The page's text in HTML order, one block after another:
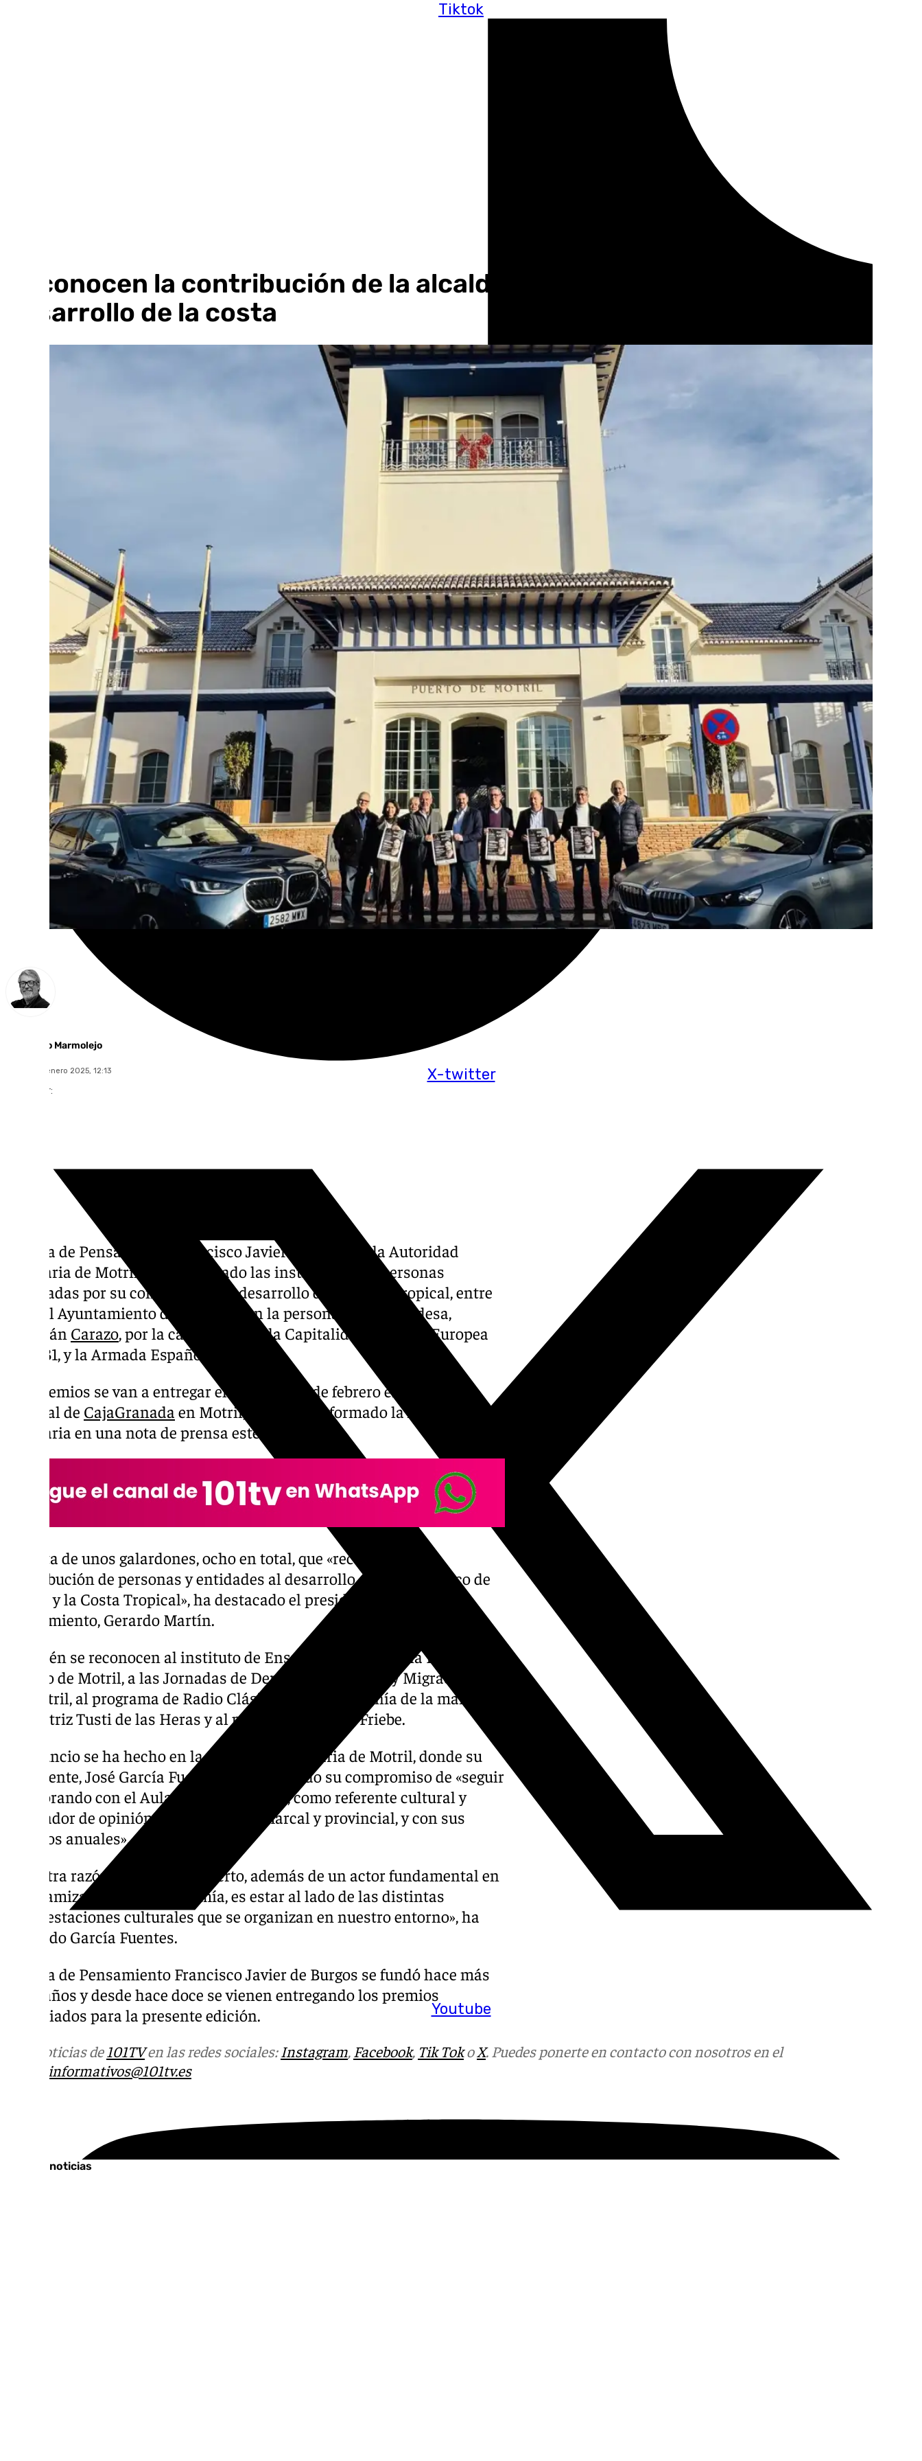
Tiktok
X-twitter
Youtube
Reconocen la contribución de la alcaldesa de Granada y de la Armada al
desarrollo de la costa
Francisco Marmolejo
martes, 21 enero 2025, 12:13
Compartir:
El Aula de Pensamiento Francisco Javier de Burgos y la Autoridad
Portuaria de Motril han anunciado las instituciones y personas
premiadas por su contribución al desarrollo de la Costa Tropical, entre
ellas el Ayuntamiento de Granada, en la persona de su alcaldesa,
Marifrán Carazo, por la candidatura a la Capitalidad Cultural Europea
en 2031, y la Armada Española.
Los premios se van a entregar el próximo 22 de febrero en el centro
cultural de CajaGranada en Motril, según ha informado la Autoridad
Portuaria en una nota de prensa este martes.
Se trata de unos galardones, ocho en total, que «reconocen la
contribución de personas y entidades al desarrollo socioeconómico de
Motril y la Costa Tropical», ha destacado el presidente del Aula de
Pensamiento, Gerardo Martín.
También se reconocen al instituto de Enseñanza Secundaria La Zafra, al
Ateneo de Motril, a las Jornadas de Derechos Humanos y Migraciones
de Motril, al programa de Radio Clásica de RNE ‘Sinfonía de la mañana’,
a la actriz Tusti de las Heras y al poeta Juan Carlos Friebe.
El anuncio se ha hecho en la Autoridad Portuaria de Motril, donde su
presidente, José García Fuentes, ha expresado su compromiso de «seguir
colaborando con el Aula de Pensamiento, como referente cultural y
generador de opinión a nivel local, comarcal y provincial, y con sus
premios anuales».
«Nuestra razón de ser como puerto, además de un actor fundamental en
la dinamización de la economía, es estar al lado de las distintas
manifestaciones culturales que se organizan en nuestro entorno», ha
indicado García Fuentes.
El Aula de Pensamiento Francisco Javier de Burgos se fundó hace más
de 19 años y desde hace doce se vienen entregando los premios
anunciados para la presente edición.
Más noticias de 101TVen las redes sociales: Instagram, Facebook, Tik TokoX. Puedes ponerte en contacto con nosotros en el
informativos@101tv.es
Últimas noticias